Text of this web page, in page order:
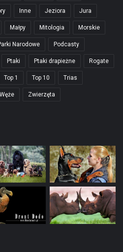
Inne Jeziora Jura
Małpy Mitologia Morskie
Narodowe Podcasty
Ptaki Ptaki drapieżne Rogate
Top 1 Top 10 Trias
Węże Zwierzęta